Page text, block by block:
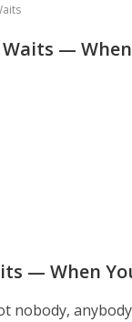
— When
— When
nobody,